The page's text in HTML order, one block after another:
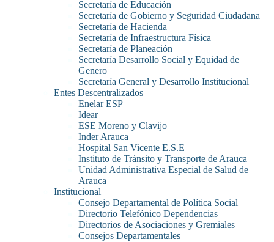
Secretaría de Educación
Secretaría de Gobierno y Seguridad Ciudadana
Secretaría de Hacienda
Secretaría de Infraestructura Física
Secretaría de Planeación
Secretaría Desarrollo Social y Equidad de
Genero
Secretaría General y Desarrollo Institucional
Entes Descentralizados
Enelar ESP
Idear
ESE Moreno y Clavijo
Inder Arauca
Hospital San Vicente E.S.E
Instituto de Tránsito y Transporte de Arauca
Unidad Administrativa Especial de Salud de
Arauca
Institucional
Consejo Departamental de Política Social
Directorio Telefónico Dependencias
Directorios de Asociaciones y Gremiales
Consejos Departamentales